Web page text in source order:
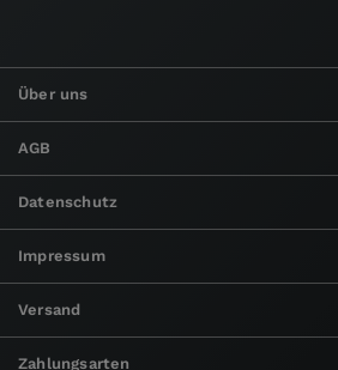
Über uns
AGB
Datenschutz
Impressum
Versand
Zahlungsarten